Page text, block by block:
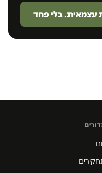
עצמאית. בלי פחד